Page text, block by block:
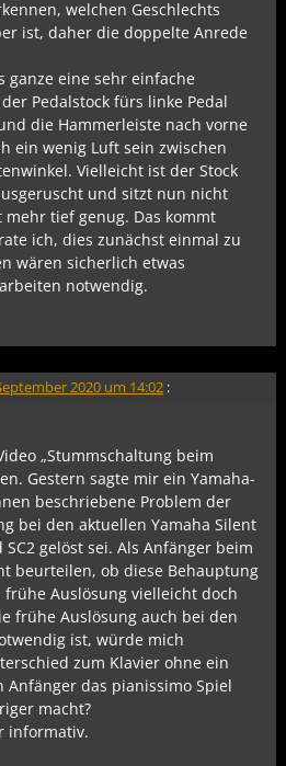
welchen Geschlechts
ist, daher die doppelte Anrede
ganze eine sehr einfache
Pedalstock fürs linke Pedal
die Hammerleiste nach vorne
ein wenig Luft sein zwischen
Vielleicht ist der Stock
und sitzt nun nicht
tief genug. Das kommt
ich, dies zunächst einmal zu
wären sicherlich etwas
notwendig.
2020 um 14:02 :
„Stummschaltung beim
Gestern sagte mir ein Yamaha-
beschriebene Problem der
bei den aktuellen Yamaha Silent
SC2 gelöst sei. Als Anfänger beim
beurteilen, ob diese Behauptung
Auslösung vielleicht doch
frühe Auslösung auch bei den
ist, würde mich
zum Klavier ohne ein
Anfänger das pianissimo Spiel
macht?
informativ.